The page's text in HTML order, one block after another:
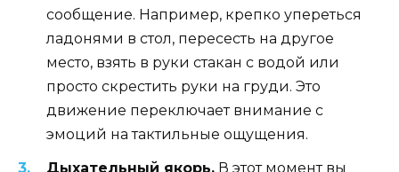
сообщение. Например, крепко упереться
ладонями в стол, пересесть на другое
место, взять в руки стакан с водой или
просто скрестить руки на груди. Это
движение переключает внимание с
эмоций на тактильные ощущения.
Дыхательный якорь. В этот момент вы